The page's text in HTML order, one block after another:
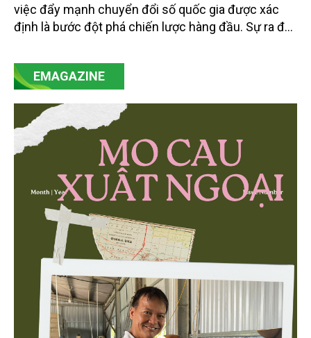
việc đẩy mạnh chuyển đổi số quốc gia được xác
định là bước đột phá chiến lược hàng đầu. Sự ra đời
mạnh mẽ, thúc đẩy quá trình cải cách toàn diện,
minh bạch hóa chuỗi cung ứng và nâng cao hiệu
then chốt là nông nghiệp và môi trường.
EMAGAZINE